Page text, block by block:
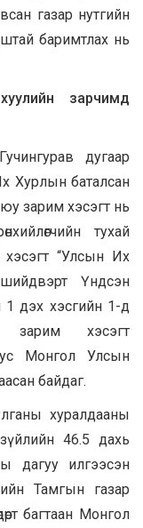
газар нутгийн
баримтлах нь
зарчимд
дугаар
Хурлын баталсан
зарим хэсэгт нь
тухай
“Улсын Их
Үндсэн
1 дэх хэсгийн 1-д
хэсэгт
Монгол Улсын
байдаг.
хуралдааны
46.5 дахь
дагуу илгээсэн
Тамгын газар
багтаан Монгол